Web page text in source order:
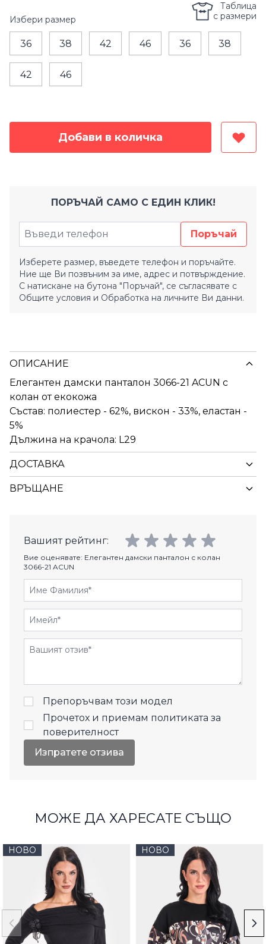
Избери размер
36 38 42 46 36 38
42 46
Таблица
с размери
Добави в количка
ПОРЪЧАЙ САМО С ЕДИН КЛИК!
Поръчай
Изберете размер, въведете телефон и поръчайте.
Ние ще Ви позвъним за име, адрес и потвърждение.
С натискане на бутона "Поръчай", се съгласявате с
Общите условия и Обработка на личните Ви данни.
ОПИСАНИЕ
Елегантен дамски панталон 3066-21 ACUN с
колан от екокожа
Състав: полиестер - 62%, вискон - 33%, еластан -
5%
Дължина на крачола: L29
ДОСТАВКА
ВРЪЩАНЕ
Вашият рейтинг:
Вие оценявате: Елегантен дамски панталон с колан
3066-21 ACUN
Име Фамилия
Имейл
Отзиви
Препоръчвам този модел
Прочетох и приемам политиката за
поверителност
Изпратете отзива
МОЖЕ ДА ХАРЕСАТЕ СЪЩО
НОВО НОВО